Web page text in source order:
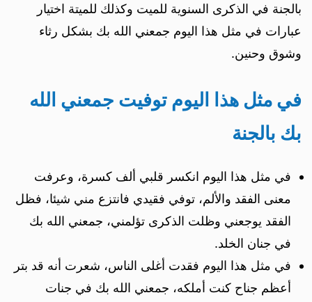
بالجنة في الذكرى السنوية للميت وكذلك للميتة اختيار
عبارات في مثل هذا اليوم جمعني الله بك بشكل رثاء
وشوق وحنين.
في مثل هذا اليوم توفيت جمعني الله
بك بالجنة
في مثل هذا اليوم انكسر قلبي ألف كسرة، وعرفت
معنى الفقد والألم، توفي فقيدي فانتزع مني شيئا، فظل
الفقد يوجعني وظلت الذكرى تؤلمني، جمعني الله بك
في جنان الخلد.
في مثل هذا اليوم فقدت أغلى الناس، شعرت أنه قد بتر
أعظم جناح كنت أملكه، جمعني الله بك في جنات